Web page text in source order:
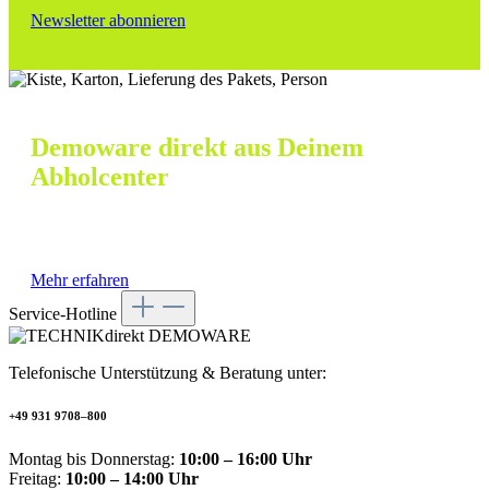
Newsletter abonnieren
Demoware direkt aus Deinem
Abholcenter
Mehr erfahren
Service-Hotline
Telefonische Unterstützung & Beratung unter:
+49 931 9708–800
Montag bis Donnerstag: 10:00 – 16:00 Uhr
Freitag: 10:00 – 14:00 Uhr